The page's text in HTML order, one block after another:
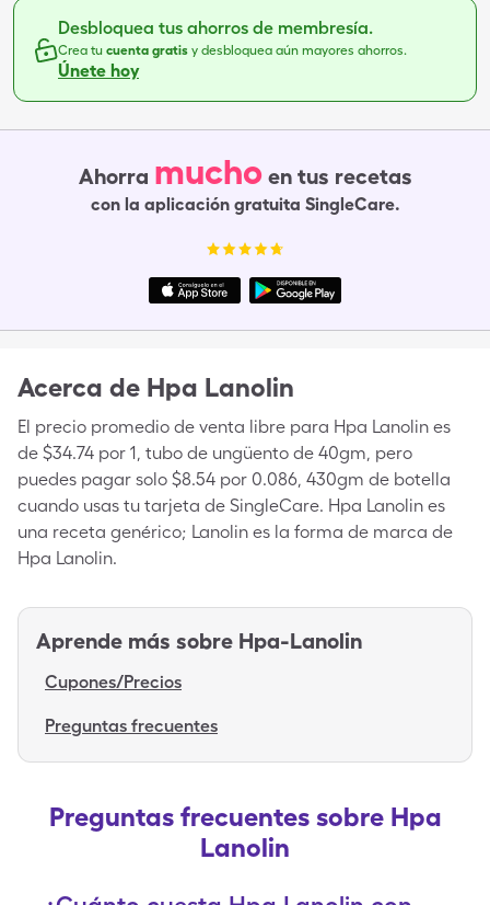
Desbloquea tus ahorros de membresía.
Crea tu cuenta gratis y desbloquea aún mayores ahorros.
Únete hoy
Ahorra mucho en tus recetas
con la aplicación gratuita SingleCare.
Acerca de Hpa Lanolin
El precio promedio de venta libre para Hpa Lanolin es
de $34.74 por 1, tubo de ungüento de 40gm, pero
puedes pagar solo $8.54 por 0.086, 430gm de botella
cuando usas tu tarjeta de SingleCare. Hpa Lanolin es
una receta genérico; Lanolin es la forma de marca de
Hpa Lanolin.
Aprende más sobre Hpa-Lanolin
Cupones/Precios
Preguntas frecuentes
Preguntas frecuentes sobre Hpa
Lanolin